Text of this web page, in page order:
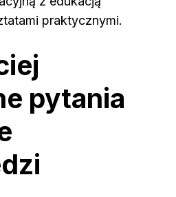
praktycznymi.
pytania